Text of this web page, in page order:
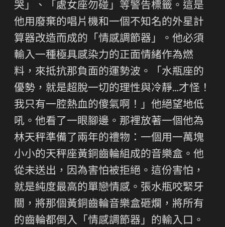
哭」、「處女座勿碰」等警告標籤。這是
他用廢棄的唱片機和一個不知名的外星計
算器改造而成的「情感調節器」。他必須
輸入一種極具感染力的正面情緒作為燃
料，來抵抗那負面的運勢波。「水瓶座的
優勢，就是超脫一切的理性與冷靜…才怪！
我只有一腔熱血的傻氣啊！」他絕望地低
吼。他看了一眼腳邊。那裡放著一個他為
林天秤準備了兩年的禮物：一個用一萬塊
小小的天秤座黃銅齒輪組成的音樂盒。他
從未送出，因為害怕被拒絕。這份害怕，
就是純度最高的單戀情感。張水瓶咬緊牙
關，將那個黃銅齒輪音樂盒砸爛，將所有
的齒輪都倒入「情感調節器」的輸入口。